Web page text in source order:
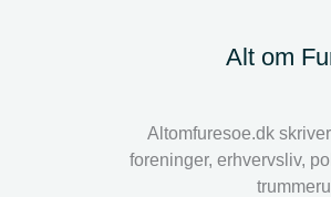
Alt om
Altomfuresoe.dk
foreninger, erhvervsliv,